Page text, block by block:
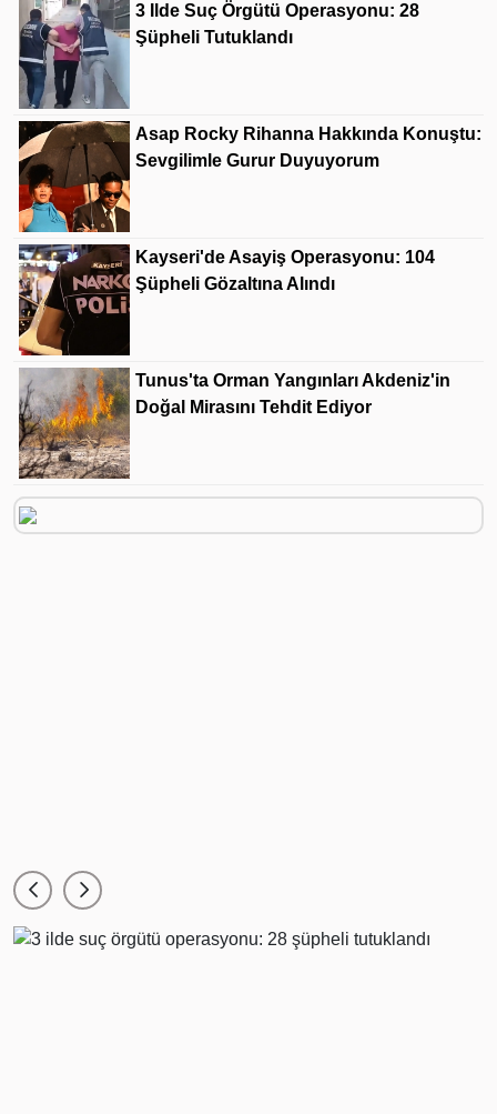
3 Ilde Suç Örgütü Operasyonu: 28
Şüpheli Tutuklandı
Asap Rocky Rihanna Hakkında Konuştu:
Sevgilimle Gurur Duyuyorum
Kayseri'de Asayiş Operasyonu: 104
Şüpheli Gözaltına Alındı
Tunus'ta Orman Yangınları Akdeniz'in
Doğal Mirasını Tehdit Ediyor